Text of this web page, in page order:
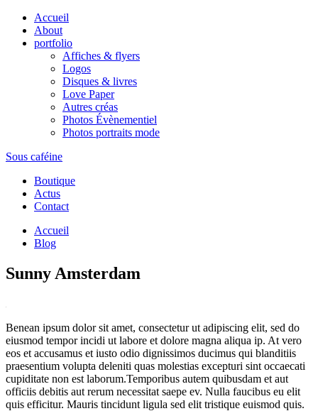
Accueil
About
portfolio
Affiches & flyers
Logos
Disques & livres
Love Paper
Autres créas
Photos Évènementiel
Photos portraits mode
Sous caféine
Boutique
Actus
Contact
Accueil
Blog
Sunny Amsterdam
Benean ipsum dolor sit amet, consectetur ut adipiscing elit, sed do
eiusmod tempor incidi ut labore et dolore magna aliqua ip. At vero
eos et accusamus et iusto odio dignissimos ducimus qui blanditiis
praesentium volupta deleniti quas molestias excepturi sint occaecati
cupiditate non est laborum.Temporibus autem quibusdam et aut
officiis debitis aut rerum necessitat saepe ev. Nulla faucibus eu elit
quis efficitur. Mauris tincidunt ligula sed elit tristique euismod quis.